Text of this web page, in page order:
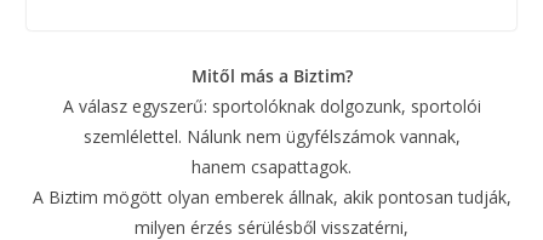
Mitől más a Biztim?
A válasz egyszerű: sportolóknak dolgozunk, sportolói
szemlélettel. Nálunk nem ügyfélszámok vannak,
hanem csapattagok.
A Biztim mögött olyan emberek állnak, akik pontosan tudják,
milyen érzés sérülésből visszatérni,